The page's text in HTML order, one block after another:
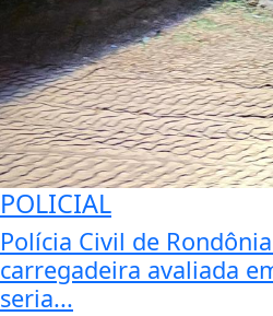
POLICIAL
Polícia Civil de
carregadeira avaliada
seria...